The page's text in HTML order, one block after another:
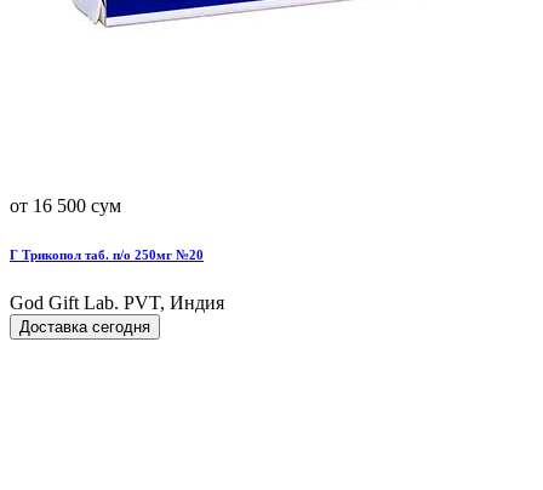
от 16 500 сум
Г Трикопол таб. п/о 250мг №20
God Gift Lab. PVT, Индия
Доставка сегодня